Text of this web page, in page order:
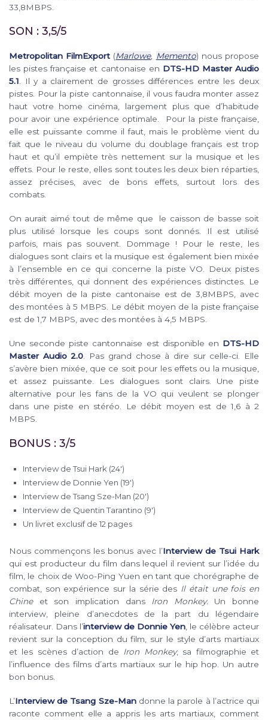
33,8MBPS.
SON : 3,5/5
Metropolitan FilmExport (Marlowe, Memento) nous propose
les pistes française et cantonaise en DTS-HD Master Audio
5.1 . Il y a clairement de grosses différences entre les deux
pistes. Pour la piste cantonnaise, il vous faudra monter assez
haut votre home cinéma, largement plus que d’habitude
pour avoir une expérience optimale. Pour la piste française,
elle est puissante comme il faut, mais le problème vient du
fait que le niveau du volume du doublage français est trop
haut et qu’il empiète très nettement sur la musique et les
effets. Pour le reste, elles sont toutes les deux bien réparties,
assez précises, avec de bons effets, surtout lors des
combats.
On aurait aimé tout de même que le caisson de basse soit
plus utilisé lorsque les coups sont donnés. Il est utilisé
parfois, mais pas souvent. Dommage ! Pour le reste, les
dialogues sont clairs et la musique est également bien mixée
à l’ensemble en ce qui concerne la piste VO. Deux pistes
très différentes, qui donnent des expériences distinctes. Le
débit moyen de la piste cantonaise est de 3,8MBPS, avec
des montées à 5 MBPS. Le débit moyen de la piste française
est de 1,7 MBPS, avec des montées à 4,5 MBPS.
Une seconde piste cantonnaise est disponible en DTS-HD
Master Audio 2.0. Pas grand chose à dire sur celle-ci. Elle
s’avère bien mixée, que ce soit pour les effets ou la musique,
et assez puissante. Les dialogues sont clairs. Une piste
alternative pour les fans de la VO qui veulent se plonger
dans une piste en stéréo. Le débit moyen est de 1,6 à 2
MBPS.
BONUS : 3/5
Interview de Tsui Hark (24′)
Interview de Donnie Yen (19′)
Interview de Tsang Sze-Man (20′)
Interview de Quentin Tarantino (9′)
Un livret exclusif de 12 pages
Nous commençons les bonus avec l’Interview de Tsui Hark
qui est producteur du film dans lequel il revient sur l’idée du
film, le choix de Woo-Ping Yuen en tant que chorégraphe de
combat, son expérience sur la série des Il était une fois en
Chine et son implication dans Iron Monkey. Un bonne
interview, pleine d’anecdotes de la part du légendaire
réalisateur. Dans l’interview de Donnie Yen , le célèbre acteur
revient sur la conception du film, sur le style d’arts martiaux
et les scènes d’action de
Iron Monkey, sa filmographie et
l’influence des films d’arts martiaux sur le hip hop. Un autre
bon bonus.
L’Interview de Tsang Sze-Mandonne la parole à l’actrice qui
raconte comment elle a appris les arts martiaux, comment